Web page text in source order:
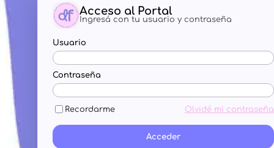
Acceso al Portal
Ingresá con tu usuario y contraseña
Usuario
Contraseña
Recordarme Olvidé mi contraseña
Acceder